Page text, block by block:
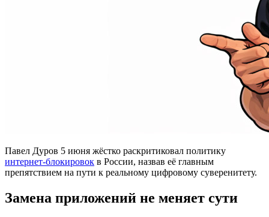
Павел Дуров 5 июня жёстко раскритиковал политику
интернет-блокировок в России, назвав её главным
препятствием на пути к реальному цифровому суверенитету.
Замена приложений не меняет сути